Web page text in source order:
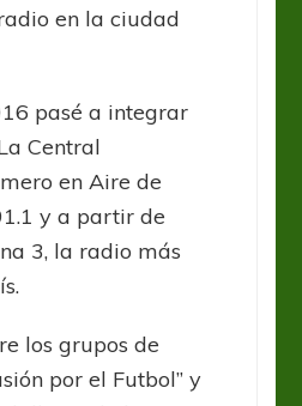
en la ciudad
pasé a integrar
Central
en Aire de
y a partir de
3, la radio más
los grupos de
por el Futbol” y